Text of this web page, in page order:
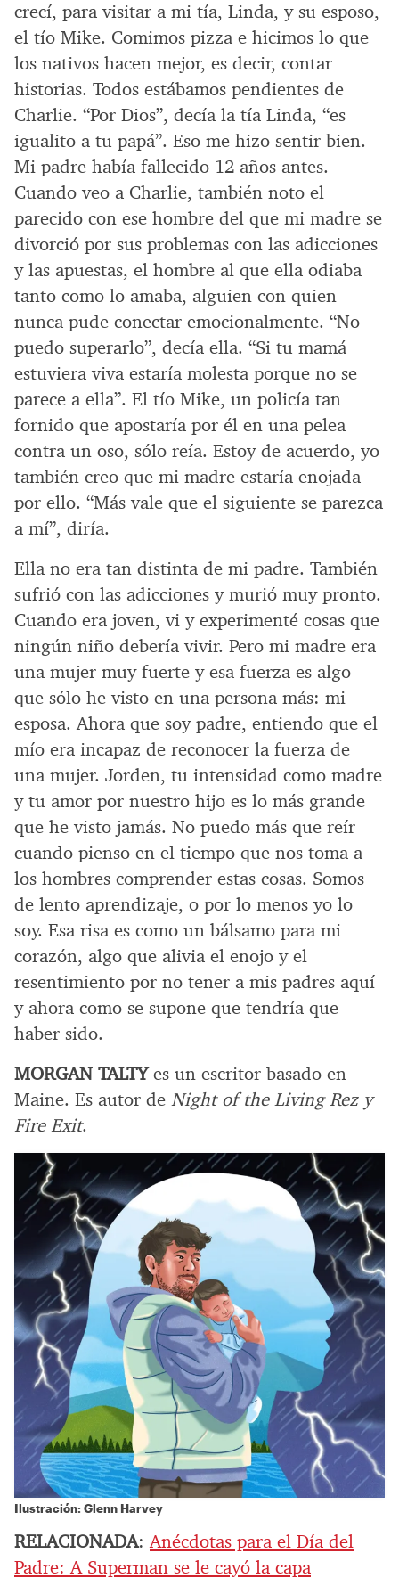
crecí, para visitar a mi tía, Linda, y su esposo,
el tío Mike. Comimos pizza e hicimos lo que
los nativos hacen mejor, es decir, contar
historias. Todos estábamos pendientes de
Charlie. “Por Dios”, decía la tía Linda, “es
igualito a tu papá”. Eso me hizo sentir bien.
Mi padre había fallecido 12 años antes.
Cuando veo a Charlie, también noto el
parecido con ese hombre del que mi madre se
divorció por sus problemas con las adicciones
y las apuestas, el hombre al que ella odiaba
tanto como lo amaba, alguien con quien
nunca pude conectar emocionalmente. “No
puedo superarlo”, decía ella. “Si tu mamá
estuviera viva estaría molesta porque no se
parece a ella”. El tío Mike, un policía tan
fornido que apostaría por él en una pelea
contra un oso, sólo reía. Estoy de acuerdo, yo
también creo que mi madre estaría enojada
por ello. “Más vale que el siguiente se parezca
a mí”, diría.
Ella no era tan distinta de mi padre. También
sufrió con las adicciones y murió muy pronto.
Cuando era joven, vi y experimenté cosas que
ningún niño debería vivir. Pero mi madre era
una mujer muy fuerte y esa fuerza es algo
que sólo he visto en una persona más: mi
esposa. Ahora que soy padre, entiendo que el
mío era incapaz de reconocer la fuerza de
una mujer. Jorden, tu intensidad como madre
y tu amor por nuestro hijo es lo más grande
que he visto jamás. No puedo más que reír
cuando pienso en el tiempo que nos toma a
los hombres comprender estas cosas. Somos
de lento aprendizaje, o por lo menos yo lo
soy. Esa risa es como un bálsamo para mi
corazón, algo que alivia el enojo y el
resentimiento por no tener a mis padres aquí
y ahora como se supone que tendría que
haber sido.
MORGAN TALTYes un escritor basado en
Maine. Es autor de Night of the Living Rez y
Fire Exit.
Ilustración: Glenn Harvey
RELACIONADA:Anécdotas para el Día del
Padre: A Superman se le cayó la capa